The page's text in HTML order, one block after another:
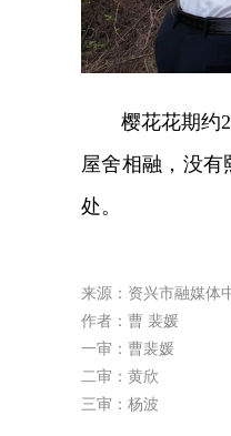
樱花花期约
屋舍相融，没
处。
来源：资兴市融媒体
作者：曹 裴媛
一审：曹裴媛
二审：黄欣
三审：杨波